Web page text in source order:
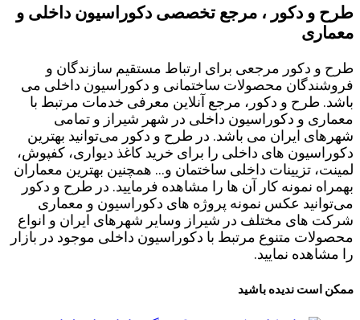
طرح و دکور ، مرجع تخصصی دکوراسیون داخلی و
معماری
طرح و دکور مرجعی برای ارتباط مستقیم سازندگان و
فروشندگان محصولات ساختمانی و دکوراسیون داخلی می
باشد. طرح و دکور، مرجع آنلاین معرفی خدمات مرتبط با
معماری و دکوراسیون داخلی در شهر شیراز و تمامی
شهرهای ایران می باشد. در طرح و دکور می‌توانید بهترین
دکوراسیون های داخلی را برای خرید کاغذ دیواری، کفپوش،
لمینت، تزیینات داخلی ساختمان و... همچنین بهترین معماران
بهمراه نمونه کار آن ها را مشاهده فرمایید. در طرح و دکور
می‌توانید عکس نمونه پروژه های دکوراسیون و معماری
شرکت های مختلف در شیراز وسایر شهرهای ایران و انواع
محصولات متنوع مرتبط با دکوراسیون داخلی موجود در بازار
را مشاهده نمایید.
ممکن است ندیده باشید